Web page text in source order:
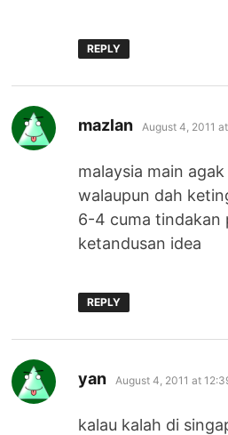
REPLY
mazlan says:
August 4, 2011
malaysia main
walaupun dah
6-4 cuma tindakan
ketandusan idea
REPLY
yan says:
August 4, 2011 at
kalau kalah di